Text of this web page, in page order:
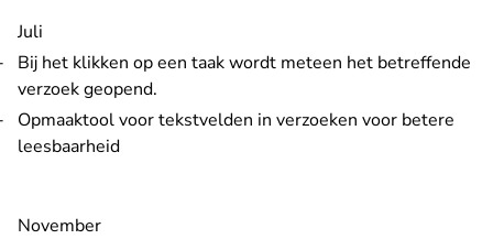
Juli
Bij het klikken op een taak wordt meteen het betreffende
verzoek geopend.
Opmaaktool voor tekstvelden in verzoeken voor betere
leesbaarheid
November